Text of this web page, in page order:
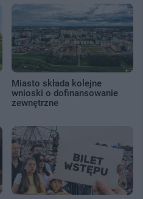
Miasto składa kolejne
wnioski o dofinansowanie
zewnętrzne